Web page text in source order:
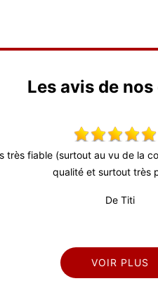
Les avis de
très fiable (surtout au vu de la
qualité et surtout très
De Titi
VOIR PLUS